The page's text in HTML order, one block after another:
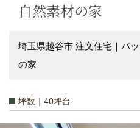
自然素材の家
埼玉県越谷市 注文住宅｜パ
の家
坪数｜40坪台